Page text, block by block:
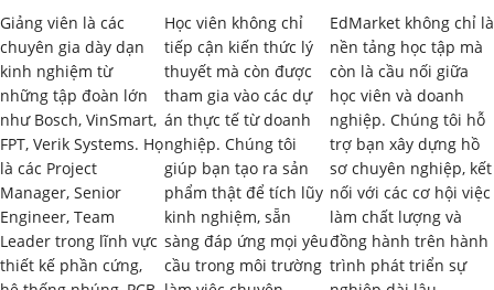
Phân biệt học sâu với học máy truyền thống.
Các loại mạng nơ-ron sâu phổ biến (CNN, RNN, GAN…).
Các ứng dụng tiêu biểu của học sâu.
1.2. Ứng Dụng Học Sâu trong Robot(2 giờ)
Vai trò của học sâu trong việc phát triển robot thông minh.
Các lĩnh vực ứng dụng học sâu trong robot (thị giác máy
Giảng viên là các
chuyên gia dày dạn
kinh nghiệm từ
những tập đoàn lớn
như Bosch, VinSmart,
FPT, Verik Systems. Họ
là các Project
Manager, Senior
Engineer, Team
Leader trong lĩnh vực
thiết kế phần cứng,
Học viên không chỉ
tiếp cận kiến thức lý
thuyết mà còn được
tham gia vào các dự
án thực tế từ doanh
nghiệp. Chúng tôi
giúp bạn tạo ra sản
phẩm thật để tích lũy
kinh nghiệm, sẵn
sàng đáp ứng mọi yêu
cầu trong môi trường
EdMarket không chỉ là
nền tảng học tập mà
còn là cầu nối giữa
học viên và doanh
nghiệp. Chúng tôi hỗ
trợ bạn xây dựng hồ
sơ chuyên nghiệp, kết
nối với các cơ hội việc
làm chất lượng và
đồng hành trên hành
trình phát triển sự